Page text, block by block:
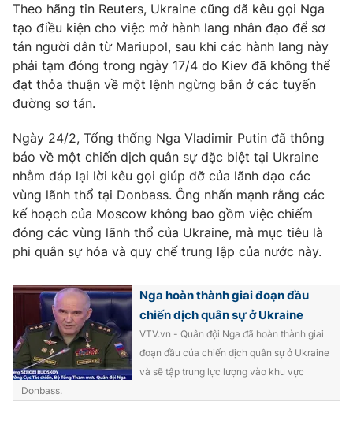
VTV9 VTV8
Liên hệ tòa soạn English
THỜI BÁO VTV
Theo dõi báo trên
Cơ quan báo chí:Thời báo VTV
Giấy phép hoạt động báo in và báo điện tử số 483/GP-BTTTT
cấp ngày 29/12/2023
Tổng Biên tập:Vũ Thanh Thủy
Phó Tổng Biên tập:Nguyễn Thị Mỹ Hạnh, Phạm Quốc Thắng,
Nguyễn Trọng Ninh
Theo hãng tin Reuters, Ukraine cũng đã kêu gọi Nga
tạo điều kiện cho việc mở hành lang nhân đạo để sơ
tán người dân từ Mariupol, sau khi các hành lang này
phải tạm đóng trong ngày 17/4 do Kiev đã không thể
đạt thỏa thuận về một lệnh ngừng bắn ở các tuyến
đường sơ tán.
Ngày 24/2, Tổng thống Nga Vladimir Putin đã thông
báo về một chiến dịch quân sự đặc biệt tại Ukraine
nhằm đáp lại lời kêu gọi giúp đỡ của lãnh đạo các
vùng lãnh thổ tại Donbass. Ông nhấn mạnh rằng các
kế hoạch của Moscow không bao gồm việc chiếm
đóng các vùng lãnh thổ của Ukraine, mà mục tiêu là
phi quân sự hóa và quy chế trung lập của nước này.
Nga hoàn thành giai đoạn đầu
chiến dịch quân sự ở Ukraine
VTV.vn - Quân đội Nga đã hoàn thành giai
đoạn đầu của chiến dịch quân sự ở Ukraine
và sẽ tập trung lực lượng vào khu vực
Donbass.